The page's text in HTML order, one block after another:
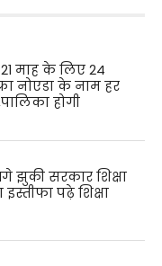
माह के लिए 24
नोएडा के नाम हर
होगी
झुकी सरकार शिक्षा
इस्तीफा पढ़े शिक्षा